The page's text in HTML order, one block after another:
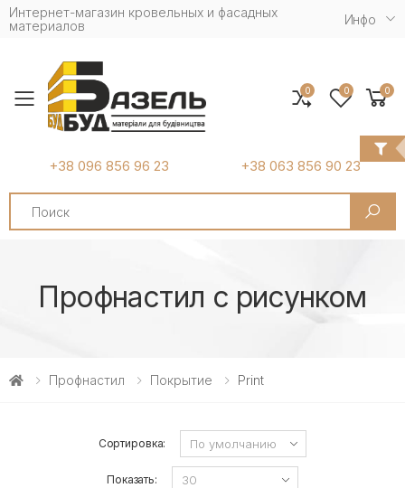
Интернет-магазин кровельных и фасадных
материалов
Инфо
Toggle mobile menu
+38 096 856 96 23 +38 063 856 90 23
Search
0 0 0
Профнастил с рисунком
Профнастил Покрытие Print
Сортировка:
Показать: